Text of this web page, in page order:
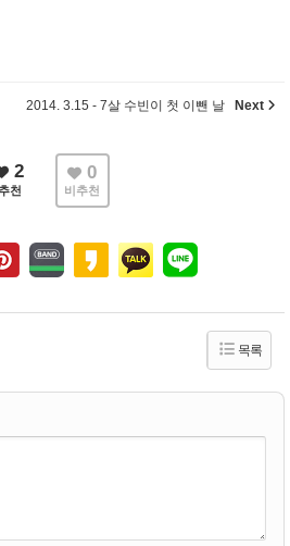
2014. 3.15 - 7살 수빈이 첫 이뺀 날 Next
2
천
0
비추천
목록